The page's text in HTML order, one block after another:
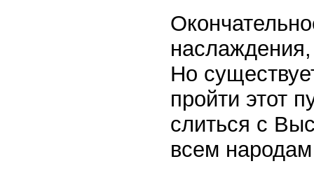
Но
пройти этот
слиться с
всем